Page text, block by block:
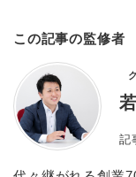
この記事の監修者
記